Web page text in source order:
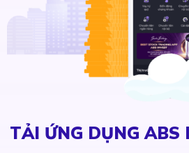
TẢI ỨNG DỤNG ABS